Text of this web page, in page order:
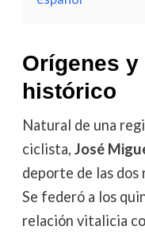
Orígenes
histórico
Natural de una
ciclista, José
deporte de las dos
Se federó a los
relación vitalicia